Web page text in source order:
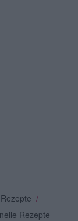
/
Rezepte -